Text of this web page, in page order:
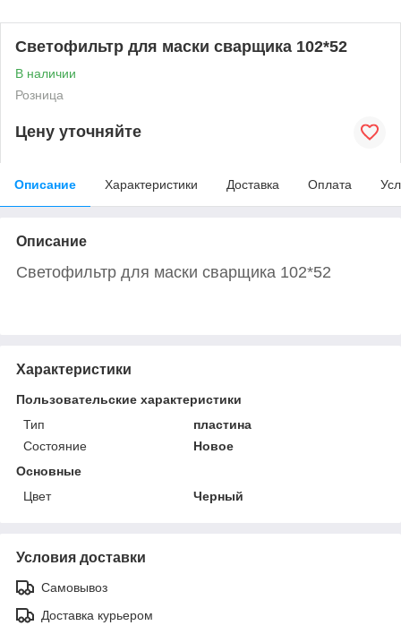
Светофильтр для маски сварщика 102*52
В наличии
Розница
Цену уточняйте
Описание Характеристики Доставка Оплата
Описание
Светофильтр для маски сварщика 102*52
Характеристики
Пользовательские характеристики
Тип
пластина
Состояние
Новое
Основные
Цвет
Черный
Условия доставки
Самовывоз
Доставка курьером